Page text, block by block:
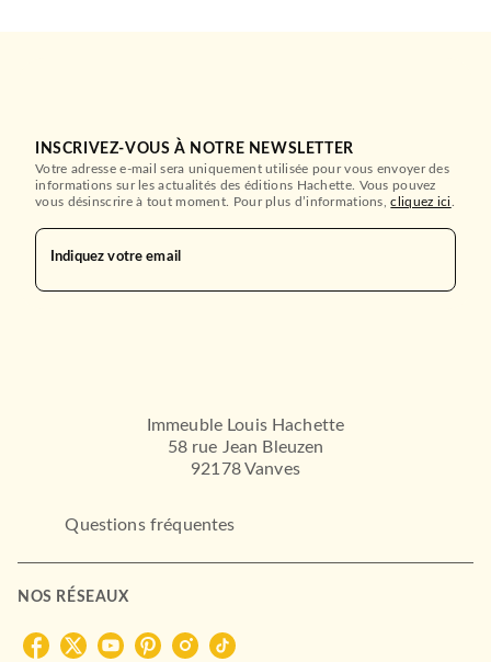
INSCRIVEZ-VOUS À NOTRE NEWSLETTER
Votre adresse e-mail sera uniquement utilisée pour vous envoyer des
informations sur les actualités des éditions Hachette. Vous pouvez
vous désinscrire à tout moment. Pour plus d’informations,cliquez ici.
Indiquez votre email
Immeuble Louis Hachette
58 rue Jean Bleuzen
92178 Vanves
Questions fréquentes
NOS RÉSEAUX